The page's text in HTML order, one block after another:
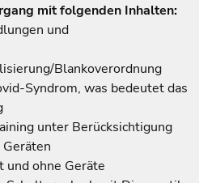
mit folgenden Inhalten:
und
Blankoverordnung
Syndrom, was bedeutet das
unter Berücksichtigung
und ohne Geräte